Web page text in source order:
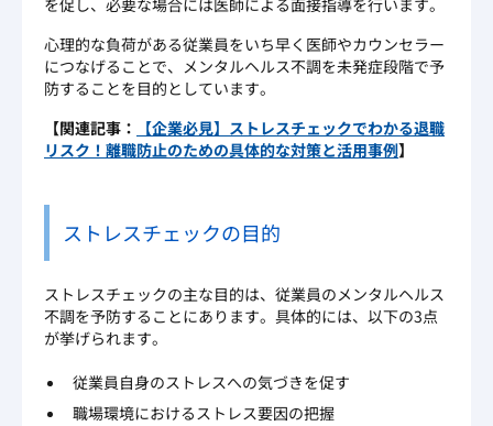
を促し、必要な場合には医師による面接指導を行います。
心理的な負荷がある従業員をいち早く医師やカウンセラー
につなげることで、メンタルヘルス不調を未発症段階で予
防することを目的としています。
【関連記事：
【企業必見】ストレスチェックでわかる退職
リスク！離職防止のための具体的な対策と活用事例】
ストレスチェックの目的
ストレスチェックの主な目的は、従業員のメンタルヘルス
不調を予防することにあります。具体的には、以下の3点
が挙げられます。
従業員自身のストレスへの気づきを促す
職場環境におけるストレス要因の把握